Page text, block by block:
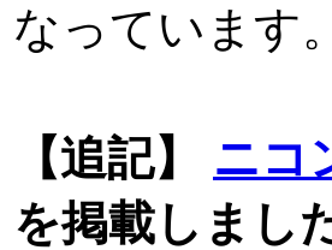
なっています。
【追記】 ニコ
を掲載しまし